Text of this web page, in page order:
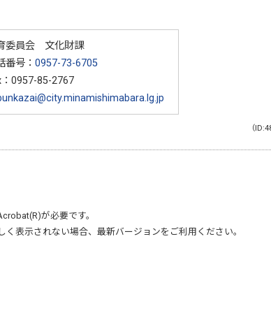
委員会 文化財課
番号： 0957-73-6705
：0957-85-2767
（
が必要です。
く表示されない場合、最新バージョンをご利用ください。